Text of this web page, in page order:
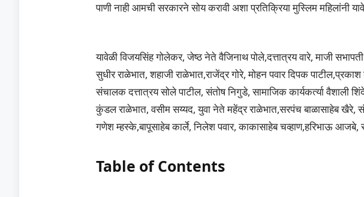
पाणी नाही आमची सरकारने सोय करावी अशा प्रतिक्रिया मुस्लिम महिलांनी
यावेळी विजयसिंह गोलेकर, जेष्ठ नेते वैजिनाथ पोले,दत्तात्रय वारे, माजी
सुधीर राळेभात, शहाजी राळेभात,राजेंद्र गोरे, मोहन पवार दिपक
संचालक दत्तात्रय सोले पाटील, संतोष निगुडे, सामाजिक कार्यकर्त्या वैशाली
कुंडल राळेभात, वसीम सय्यद, युवा नेते महेंद्र राळेभात,सरपंच बाळासाहेब खैरे,
गणेश म्हस्के,बापूसाहेब कार्ले, निलेश पवार, काकासाहेब चव्हाण,हरिभाऊ आजबे,
Table of Contents